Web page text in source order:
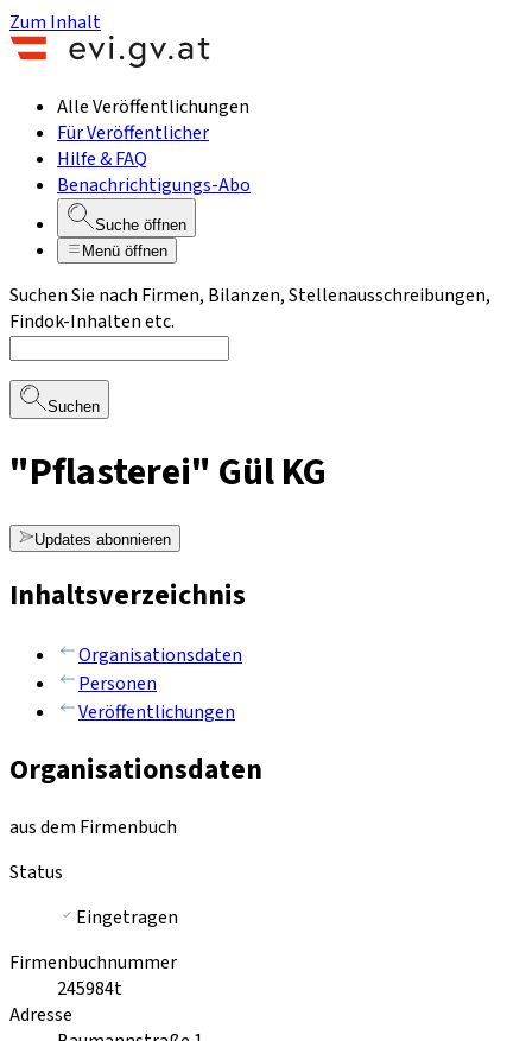
Zum Inhalt
Alle Veröffentlichungen
Für Veröffentlicher
Hilfe & FAQ
Benachrichtigungs-Abo
Suche öffnen
Menü öffnen
Suchen Sie nach Firmen, Bilanzen, Stellenausschreibungen,
Findok-Inhalten etc.
Suchen
"Pflasterei" Gül KG
Updates abonnieren
Inhaltsverzeichnis
Organisationsdaten
Personen
Veröffentlichungen
Organisationsdaten
aus dem Firmenbuch
Status
Eingetragen
Firmenbuchnummer
245984t
Adresse